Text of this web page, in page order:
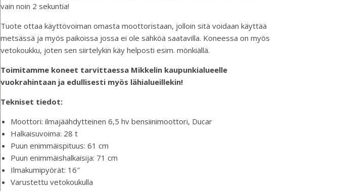
vain noin 2 sekuntia!
Tuote ottaa käyttövoiman omasta moottoristaan, jolloin sitä voidaan käyttää
metsässä ja myös paikoissa jossa ei ole sähköä saatavilla. Koneessa on myös
vetokoukku, joten sen siirtelykin käy helposti esim. mönkiällä.
Toimitamme koneet tarvittaessa Mikkelin kaupunkialueelle
vuokrahintaan ja edullisesti myös lähialueillekin!
Tekniset tiedot:
Moottori: ilmajäähdytteinen 6,5 hv bensiinimoottori, Ducar
Halkaisuvoima: 28 t
Puun enimmäispituus: 61 cm
Puun enimmäishalkaisija: 71 cm
Ilmakumipyörät: 16″
Varustettu vetokoukulla